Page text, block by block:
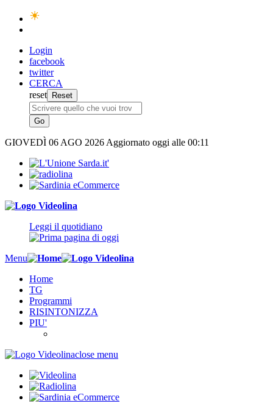
Login
facebook
twitter
CERCA
reset
GIOVEDÌ 06 AGO 2026 Aggiornato oggi alle 00:11
Leggi il quotidiano
Menu
Home
TG
Programmi
RISINTONIZZA
PIU'
close menu